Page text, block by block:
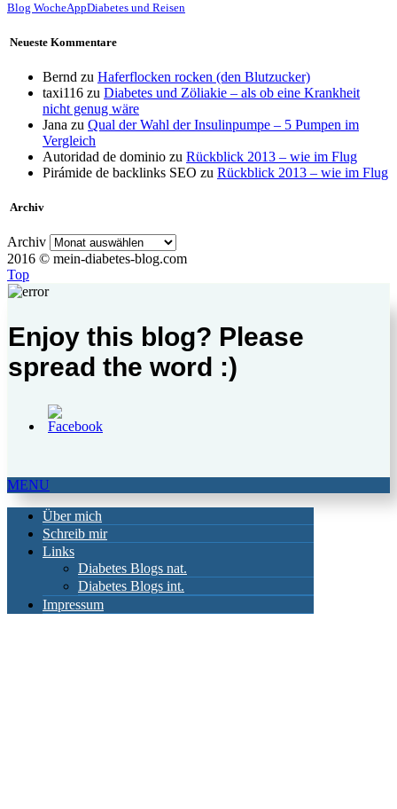
Blog WocheAppDiabetes und Reisen
Neueste Kommentare
Bernd zu Haferflocken rocken (den Blutzucker)
taxi116 zu Diabetes und Zöliakie – als ob eine Krankheit
nicht genug wäre
Jana zu Qual der Wahl der Insulinpumpe – 5 Pumpen im
Vergleich
Autoridad de dominio zu Rückblick 2013 – wie im Flug
Pirámide de backlinks SEO zu Rückblick 2013 – wie im Flug
Archiv
Archiv
2016 © mein-diabetes-blog.com
Top
Enjoy this blog? Please
spread the word :)
MENU
Über mich
Schreib mir
Links
Diabetes Blogs nat.
Diabetes Blogs int.
Impressum